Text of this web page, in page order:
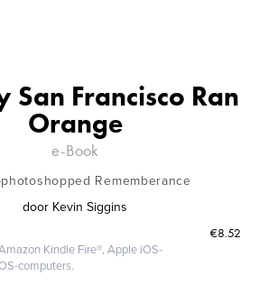
San Francisco Ran
Orange
e-Book
Rememberance
door Kevin Siggins
€8.52
Kindle Fire®, Apple iOS-
computers.